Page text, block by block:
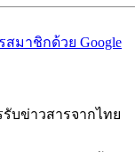
สมาชิกด้วย Google
บข่าวสารจากไทย